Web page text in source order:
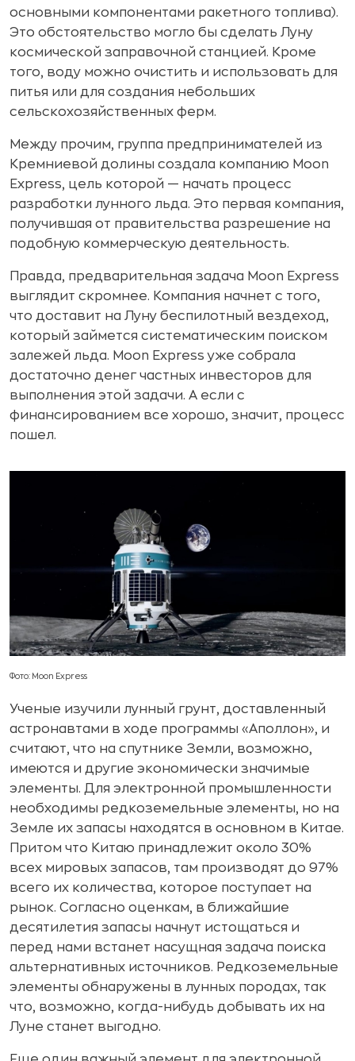
основными компонентами ракетного топлива).
Это обстоятельство могло бы сделать Луну
космической заправочной станцией. Кроме
того, воду можно очистить и использовать для
питья или для создания небольших
сельскохозяйственных ферм.
Между прочим, группа предпринимателей из
Кремниевой долины создала компанию Moon
Express, цель которой — начать процесс
разработки лунного льда. Это первая компания,
получившая от правительства разрешение на
подобную коммерческую деятельность.
Правда, предварительная задача Moon Express
выглядит скромнее. Компания начнет с того,
что доставит на Луну беспилотный вездеход,
который займется систематическим поиском
залежей льда. Moon Express уже собрала
достаточно денег частных инвесторов для
выполнения этой задачи. А если с
финансированием все хорошо, значит, процесс
пошел.
Фото: Moon Express
Ученые изучили лунный грунт, доставленный
астронавтами в ходе программы «Аполлон», и
считают, что на спутнике Земли, возможно,
имеются и другие экономически значимые
элементы. Для электронной промышленности
необходимы редкоземельные элементы, но на
Земле их запасы находятся в основном в Китае.
Притом что Китаю принадлежит около 30%
всех мировых запасов, там производят до 97%
всего их количества, которое поступает на
рынок. Согласно оценкам, в ближайшие
десятилетия запасы начнут истощаться и
перед нами встанет насущная задача поиска
альтернативных источников. Редкоземельные
элементы обнаружены в лунных породах, так
что, возможно, когда-нибудь добывать их на
Луне станет выгодно.